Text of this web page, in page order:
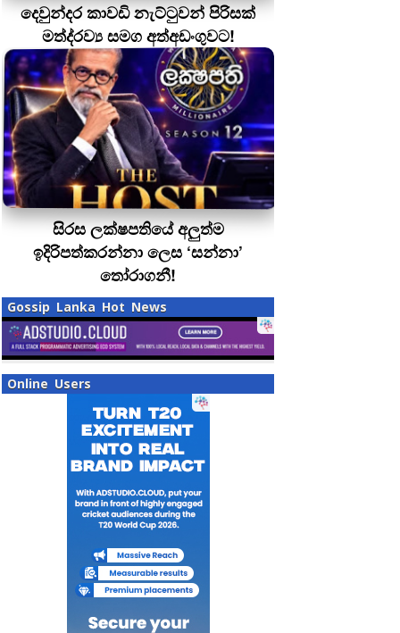
දෙවුන්දර කාවඩි නැට්ටුවන් පිරිසක්
මත්ද‍්‍රව්‍ය සමග අත්අඩංගුවට!
සිරස ලක්ෂපතියේ අලුත්ම
ඉදිරිපත්කරන්නා ලෙස ‘සන්නා’
තෝරාගනී!
Gossip Lanka Hot News
Online Users